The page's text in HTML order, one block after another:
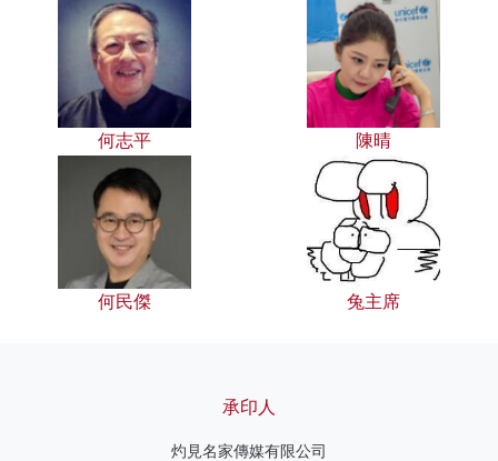
何志平 陳晴
何民傑 兔主席
承印人
灼見名家傳媒有限公司